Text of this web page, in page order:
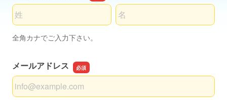
名前の姓
名前の名
全角カナでご入力下さい。
メールアドレス
メールアドレス